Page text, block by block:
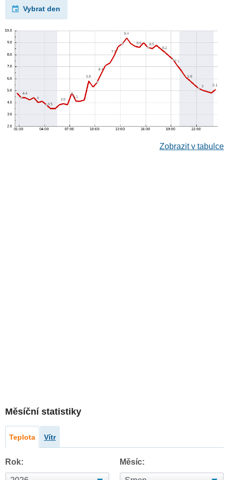
Vybrat den
Zobrazit v tabulce
Měsíční statistiky
Teplota Vítr
Rok: Měsíc: